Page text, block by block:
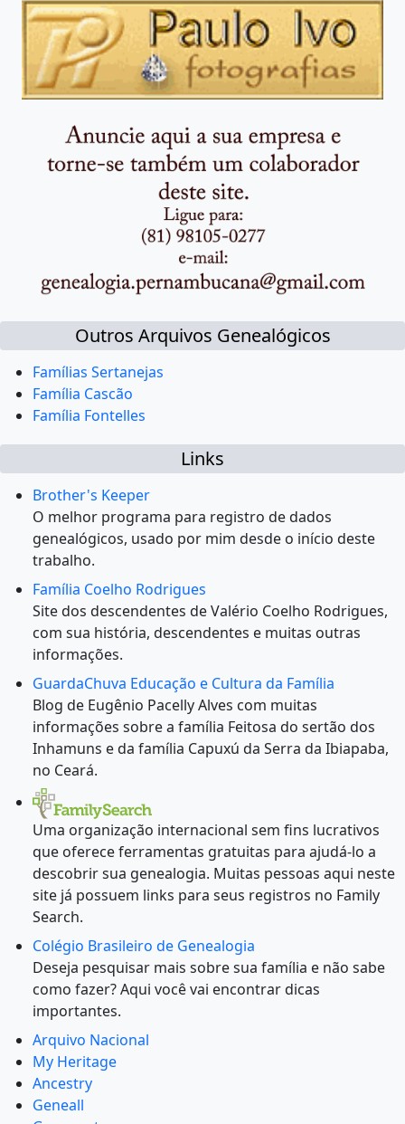
Outros Arquivos Genealógicos
Famílias Sertanejas
Família Cascão
Família Fontelles
Links
Brother's Keeper
O melhor programa para registro de dados
genealógicos, usado por mim desde o início deste
trabalho.
Família Coelho Rodrigues
Site dos descendentes de Valério Coelho Rodrigues,
com sua história, descendentes e muitas outras
informações.
GuardaChuva Educação e Cultura da Família
Blog de Eugênio Pacelly Alves com muitas
informações sobre a família Feitosa do sertão dos
Inhamuns e da família Capuxú da Serra da Ibiapaba,
no Ceará.
Uma organização internacional sem fins lucrativos
que oferece ferramentas gratuitas para ajudá-lo a
descobrir sua genealogia. Muitas pessoas aqui neste
site já possuem links para seus registros no Family
Search.
Colégio Brasileiro de Genealogia
Deseja pesquisar mais sobre sua família e não sabe
como fazer? Aqui você vai encontrar dicas
importantes.
Arquivo Nacional
My Heritage
Ancestry
Geneall